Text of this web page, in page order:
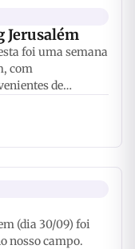
Jerusalém
foi uma semana
com
de…
(dia 30/09) foi
nosso campo.